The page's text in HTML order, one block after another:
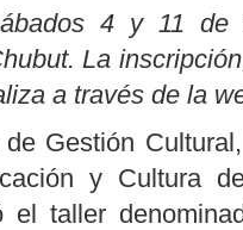
4 y 11
La
a través de la
Gestión
y Cultura
el taller